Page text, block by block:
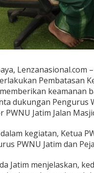
W
N
n
t
k
L
a
k
s
a
k
a
P
Lenzanasional.com
Pembatasan
keamanan
dukungan Pengurus
PWNU Jatim Jalan
kegiatan, Ketua
PWNU Jatim dan
Jatim menjelaskan,